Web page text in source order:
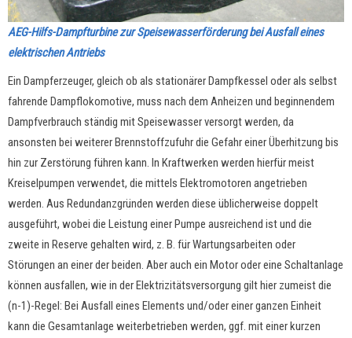
AEG-Hilfs-Dampfturbine zur Speisewasserförderung bei Ausfall eines
elektrischen Antriebs
Ein Dampferzeuger, gleich ob als stationärer Dampfkessel oder als selbst
fahrende Dampflokomotive, muss nach dem Anheizen und beginnendem
Dampfverbrauch ständig mit Speisewasser versorgt werden, da
ansonsten bei weiterer Brennstoffzufuhr die Gefahr einer Überhitzung bis
hin zur Zerstörung führen kann. In Kraftwerken werden hierfür meist
Kreiselpumpen verwendet, die mittels Elektromotoren angetrieben
werden. Aus Redundanzgründen werden diese üblicherweise doppelt
ausgeführt, wobei die Leistung einer Pumpe ausreichend ist und die
zweite in Reserve gehalten wird, z. B. für Wartungsarbeiten oder
Störungen an einer der beiden. Aber auch ein Motor oder eine Schaltanlage
können ausfallen, wie in der Elektrizitätsversorgung gilt hier zumeist die
(n-1)-Regel: Bei Ausfall eines Elements und/oder einer ganzen Einheit
kann die Gesamtanlage weiterbetrieben werden, ggf. mit einer kurzen